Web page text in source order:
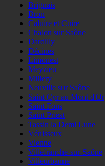
Brignais
Bron
Caluire et Cuire
Chalon sur Saône
Dardilly
Décines
Limonest
Meyzieu
Millery
Neuville sur Saône
Saint Cyr au Mont d'Or
Saint Fons
Saint Priest
Tassin la Demi Lune
Vénisseux
Vienne
Villefranche-sur-Saône
Villeurbanne